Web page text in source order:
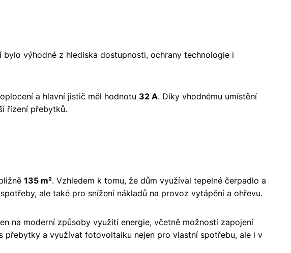
výhodné z hlediska dostupnosti, ochrany technologie i
a hlavní jistič měl hodnotu 32 A. Díky vhodnému umístění
řízení přebytků.
135 m². Vzhledem k tomu, že dům využíval tepelné čerpadlo a
ale také pro snížení nákladů na provoz vytápění a ohřevu.
na moderní způsoby využití energie, včetně možnosti zapojení
a využívat fotovoltaiku nejen pro vlastní spotřebu, ale i v